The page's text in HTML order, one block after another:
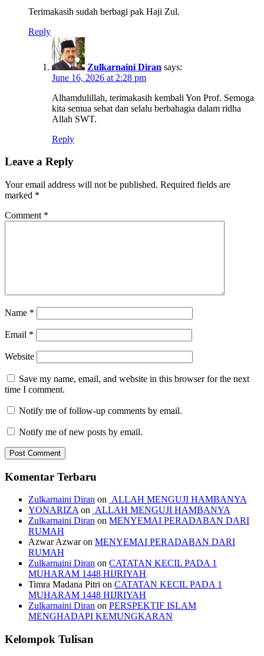
Terimakasih sudah berbagi pak Haji Zul.
Reply
Zulkarnaini Diran says:
June 16, 2026 at 2:28 pm
Alhamdulillah, terimakasih kembali Yon Prof. Semoga
kita semua sehat dan selalu berbahagia dalam ridha
Allah SWT.
Reply
Leave a Reply
Your email address will not be published. Required fields are
marked *
Comment *
Name *
Email *
Website
Save my name, email, and website in this browser for the next
time I comment.
Notify me of follow-up comments by email.
Notify me of new posts by email.
Komentar Terbaru
Zulkarnaini Diran on ALLAH MENGUJI HAMBANYA
YONARIZAon ALLAH MENGUJI HAMBANYA
Zulkarnaini Diran on MENYEMAI PERADABAN DARI
RUMAH
Azwar Azwaron MENYEMAI PERADABAN DARI
RUMAH
Zulkarnaini Diran on CATATAN KECIL PADA 1
MUHARAM 1448 HIJRIYAH
Timra Madana Pitri on CATATAN KECIL PADA 1
MUHARAM 1448 HIJRIYAH
Zulkarnaini Diran on PERSPEKTIF ISLAM
MENGHADAPI KEMUNGKARAN
Kelompok Tulisan